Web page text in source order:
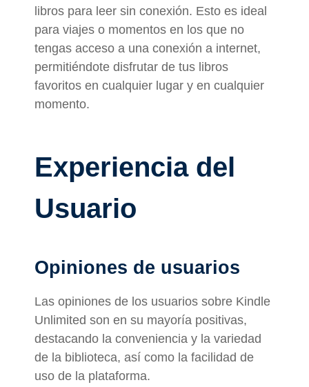
libros para leer sin conexión. Esto es ideal
para viajes o momentos en los que no
tengas acceso a una conexión a internet,
permitiéndote disfrutar de tus libros
favoritos en cualquier lugar y en cualquier
momento.
Experiencia del
Usuario
Opiniones de usuarios
Las opiniones de los usuarios sobre Kindle
Unlimited son en su mayoría positivas,
destacando la conveniencia y la variedad
de la biblioteca, así como la facilidad de
uso de la plataforma.